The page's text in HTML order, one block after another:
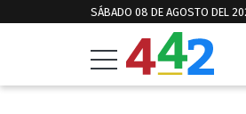
SÁBADO 08 DE AGOSTO DEL